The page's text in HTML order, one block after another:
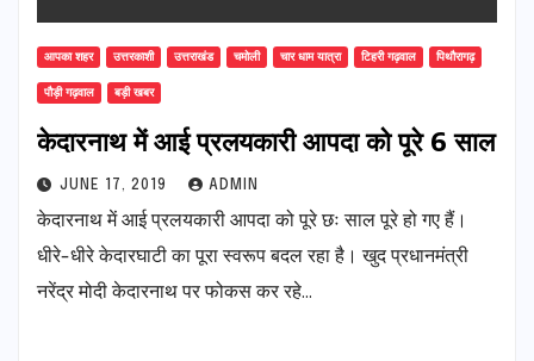
आपका शहर उत्तरकाशी उत्तराखंड चमोली चार धाम यात्रा टिहरी गढ़वाल पिथौरागढ़
पौड़ी गढ़वाल बड़ी खबर
केदारनाथ में आई प्रलयकारी आपदा को पूरे 6 साल
JUNE 17, 2019 ADMIN
केदारनाथ में आई प्रलयकारी आपदा को पूरे छः साल पूरे हो गए हैं।
धीरे-धीरे केदारघाटी का पूरा स्वरूप बदल रहा है। खुद प्रधानमंत्री
नरेंद्र मोदी केदारनाथ पर फोकस कर रहे…